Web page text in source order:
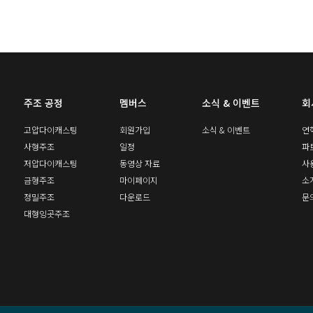
주조 공정
고압다이캐스팅
사형주조
저압다이캐스팅
금형주조
정밀주조
대형잉곳주조
멤버스
회원가입
일정
동영상 자료
마이페이지
다운로드
소식 & 이벤트
소식 & 이벤트
연
파
사
소
문